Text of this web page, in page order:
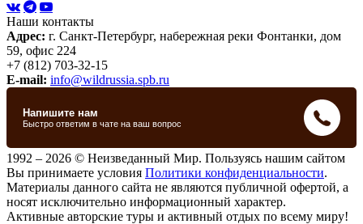
Наши контакты
Адрес: г. Санкт-Петербург, набережная реки Фонтанки, дом
59, офис 224
+7 (812) 703-32-15
E-mail: info@wildrussia.spb.ru
1992 – 2026 © Неизведанный Мир. Пользуясь нашим сайтом
Вы принимаете условия Политики конфиденциальности.
Материалы данного сайта не являются публичной офертой, а
носят исключительно информационный характер.
Активные авторские туры и активный отдых по всему миру!